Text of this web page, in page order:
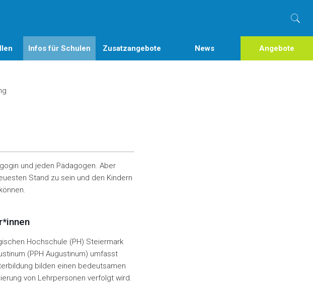
Infos für Schulen Zusatzangebote News Angebote
und jeden Pädagogen. Aber
Stand zu sein und den Kindern
Hochschule (PH) Steiermark
(PPH Augustinum) umfasst
bilden einen bedeutsamen
von Lehrpersonen verfolgt wird.